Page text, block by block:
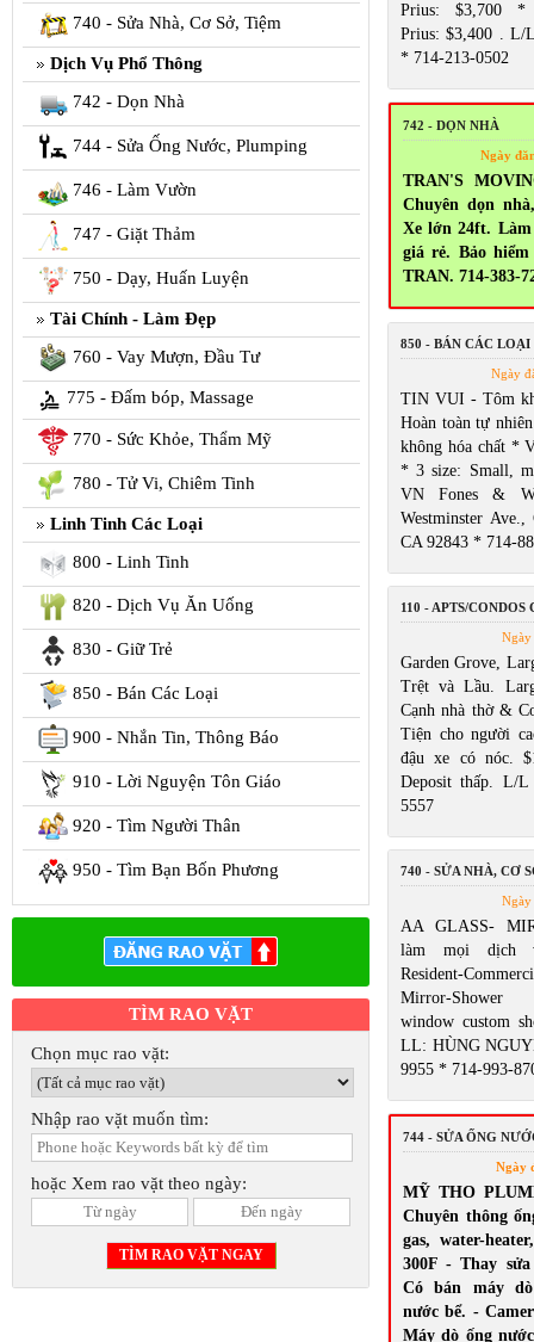
740 - Sửa Nhà, Cơ Sở, Tiệm
Dịch Vụ Phổ Thông
742 - Dọn Nhà
744 - Sửa Ống Nước, Plumping
746 - Làm Vườn
747 - Giặt Thảm
750 - Dạy, Huấn Luyện
Tài Chính - Làm Đẹp
760 - Vay Mượn, Đầu Tư
775 - Đấm bóp, Massage
770 - Sức Khỏe, Thẩm Mỹ
780 - Tử Vi, Chiêm Tinh
Linh Tinh Các Loại
800 - Linh Tinh
820 - Dịch Vụ Ăn Uống
830 - Giữ Trẻ
850 - Bán Các Loại
900 - Nhắn Tin, Thông Báo
910 - Lời Nguyện Tôn Giáo
920 - Tìm Người Thân
950 - Tìm Bạn Bốn Phương
TÌM RAO VẶT
Chọn mục rao vặt:
Nhập rao vặt muốn tìm:
hoặc Xem rao vặt theo ngày:
Prius: $3,700 *
Prius: $3,400 . L/
* 714-213-0502
742 - DỌN NHÀ
Ngày
TRAN'S
Chuyên dọn
Xe lớn 24ft.
giá rẻ. Bảo
TRAN. 714-383-
850 - BÁN CÁC LOẠI
Ngày
TIN VUI - Tôm
Hoàn toàn tự
không hóa chất *
* 3 size: Small,
VN Fones &
Westminster Ave.,
CA 92843 * 714-
110 - APTS/CONDOS
Ngày
Garden Grove,
Trệt và Lầu.
Cạnh nhà thờ &
Tiện cho người
đậu xe có nóc.
Deposit thấp. L/
5557
740 - SỬA NHÀ, CƠ
Ngày
AA GLASS-
làm mọi dịch
Resident-
Mirror-
window custom
LL: HÙNG
9955 * 714-993-
744 - SỬA ỐNG
Ngày
MỸ THO
Chuyên thông
gas, water-
300F - Thay
Có bán máy
nước bể. -
Máy dò ống